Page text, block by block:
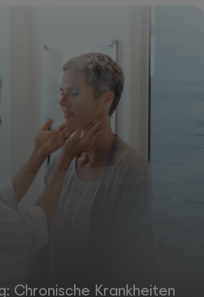
Chronische Krankheiten